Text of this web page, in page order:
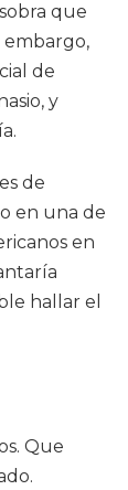
que
embargo,
de
y
de
en una de
en
hallar el
Que